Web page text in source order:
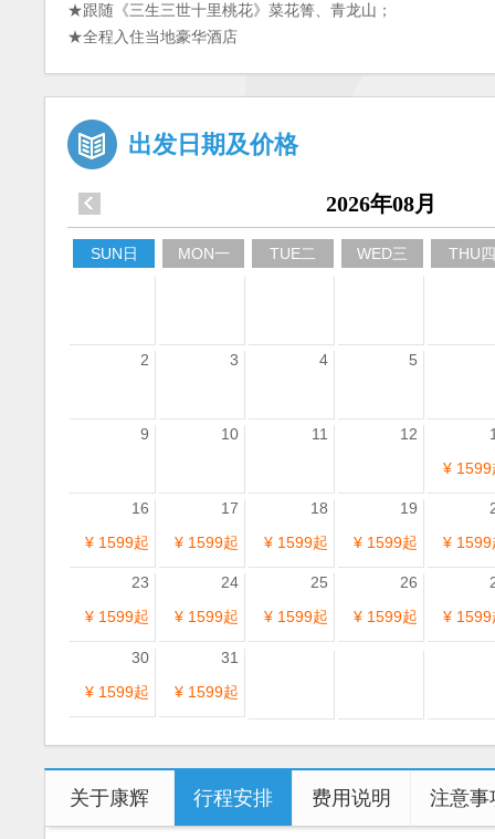
★跟随《三生三世十里桃花》菜花箐、青龙山；
★全程入住当地豪华酒店
出发日期及价格
2026年08月
SUN日 MON一 TUE二 WED三 THU四
2 3 4 5
9 10 11 12
¥ 1599
16
¥ 1599起
17
¥ 1599起
18
¥ 1599起
19
¥ 1599起
¥ 1599
23
¥ 1599起
24
¥ 1599起
25
¥ 1599起
26
¥ 1599起
¥ 1599
30
¥ 1599起
31
¥ 1599起
关于康辉 行程安排 费用说明 注意事